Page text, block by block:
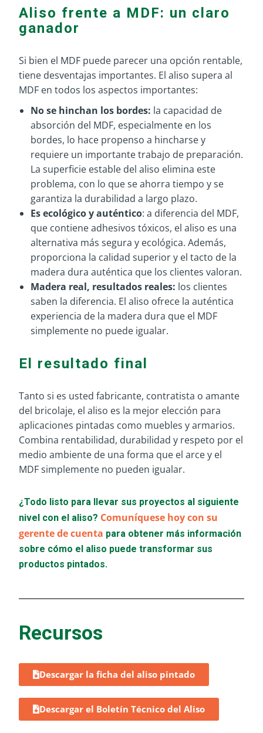
Aliso frente a MDF: un claro
ganador
Si bien el MDF puede parecer una opción rentable,
tiene desventajas importantes. El aliso supera al
MDF en todos los aspectos importantes:
No se hinchan los bordes: la capacidad de
absorción del MDF, especialmente en los
bordes, lo hace propenso a hincharse y
requiere un importante trabajo de preparación.
La superficie estable del aliso elimina este
problema, con lo que se ahorra tiempo y se
garantiza la durabilidad a largo plazo.
Es ecológico y auténtico: a diferencia del MDF,
que contiene adhesivos tóxicos, el aliso es una
alternativa más segura y ecológica. Además,
proporciona la calidad superior y el tacto de la
madera dura auténtica que los clientes valoran.
Madera real, resultados reales: los clientes
saben la diferencia. El aliso ofrece la auténtica
experiencia de la madera dura que el MDF
simplemente no puede igualar.
El resultado final
Tanto si es usted fabricante, contratista o amante
del bricolaje, el aliso es la mejor elección para
aplicaciones pintadas como muebles y armarios.
Combina rentabilidad, durabilidad y respeto por el
medio ambiente de una forma que el arce y el
MDF simplemente no pueden igualar.
¿Todo listo para llevar sus proyectos al siguiente
nivel con el aliso? Comuníquese hoy con su
gerente de cuenta para obtener más información
sobre cómo el aliso puede transformar sus
productos pintados.
Recursos
Descargar la ficha del aliso pintado
Descargar el Boletín Técnico del Aliso